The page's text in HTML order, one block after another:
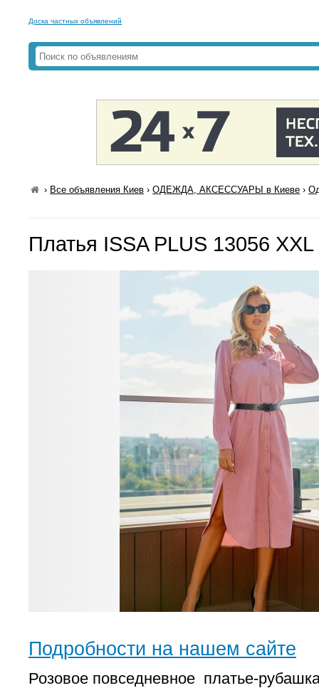
Доска частных объявлений
› Все объявления Киев ›ОДЕЖДА, АКСЕССУАРЫ в Киеве ›
Платья ISSA PLUS 13056
Подробности на нашем сайте
Розовое повседневное платье-